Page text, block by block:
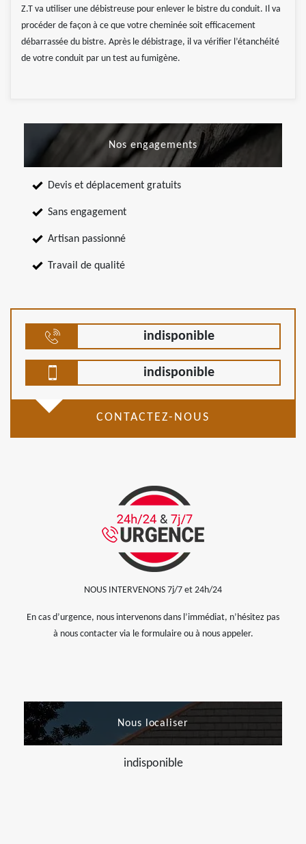
Z.T va utiliser une débistreuse pour enlever le bistre du conduit. Il va
procéder de façon à ce que votre cheminée soit efficacement
débarrassée du bistre. Après le débistrage, il va vérifier l’étanchéité
de votre conduit par un test au fumigène.
Nos engagements
Devis et déplacement gratuits
Sans engagement
Artisan passionné
Travail de qualité
indisponible
indisponible
CONTACTEZ-NOUS
NOUS INTERVENONS 7j/7 et 24h/24
En cas d’urgence, nous intervenons dans l’immédiat, n’hésitez pas
à nous contacter via le formulaire ou à nous appeler.
Nous localiser
indisponible